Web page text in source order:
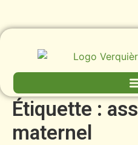
Étiquette :
maternel